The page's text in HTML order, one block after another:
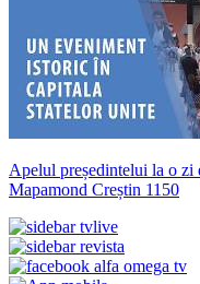
Apelul președintelui la o zi
Mapamond Creștin 1150